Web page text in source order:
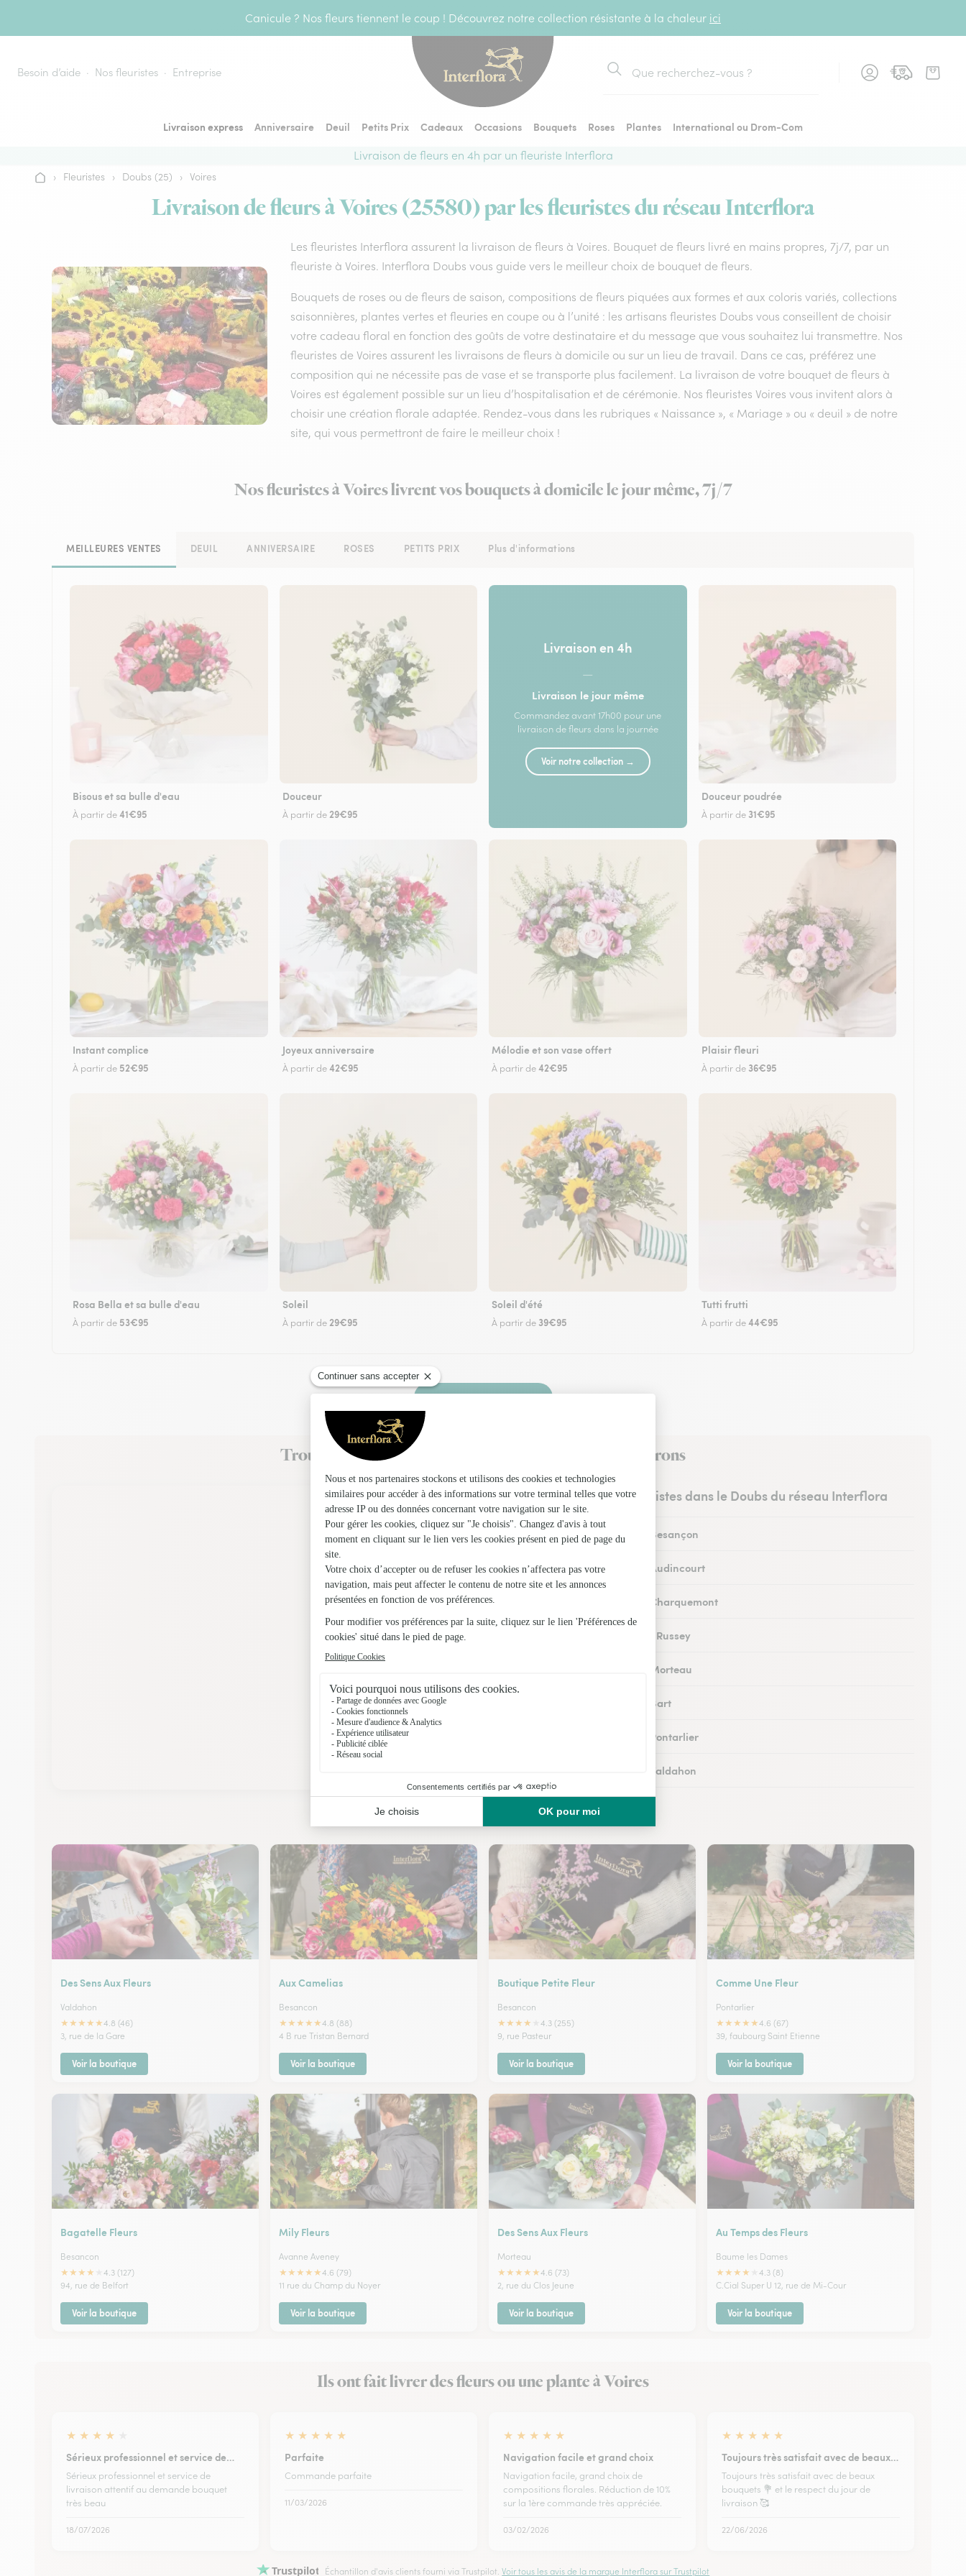
Canicule ? Nos fleurs tiennent le coup ! Découvrez notre collection résistante à la chaleur ici
Besoin d’aide Nos fleuristes Entreprise
Rechercher
Livraison express Anniversaire Deuil Petits Prix Cadeaux Occasions Bouquets Roses Plantes
International ou Drom-Com
Livraison de fleurs en 4h par un fleuriste Interflora
Accueil
› Fleuristes › Doubs (25) › Voires
Livraison de fleurs à Voires (25580) par les fleuristes du réseau Interflora
Les fleuristes Interflora assurent la livraison de fleurs à Voires. Bouquet de fleurs livré en mains propres, 7j/7, par un
fleuriste à Voires. Interflora Doubs vous guide vers le meilleur choix de bouquet de fleurs.
Bouquets de roses ou de fleurs de saison, compositions de fleurs piquées aux formes et aux coloris variés, collections
saisonnières, plantes vertes et fleuries en coupe ou à l’unité : les artisans fleuristes Doubs vous conseillent de choisir
votre cadeau floral en fonction des goûts de votre destinataire et du message que vous souhaitez lui transmettre. Nos
fleuristes de Voires assurent les livraisons de fleurs à domicile ou sur un lieu de travail. Dans ce cas, préférez une
composition qui ne nécessite pas de vase et se transporte plus facilement. La livraison de votre bouquet de fleurs à
Voires est également possible sur un lieu d’hospitalisation et de cérémonie. Nos fleuristes Voires vous invitent alors à
choisir une création florale adaptée. Rendez-vous dans les rubriques « Naissance », « Mariage » ou « deuil » de notre
site, qui vous permettront de faire le meilleur choix !
Nos fleuristes à Voires livrent vos bouquets à domicile le jour même, 7j/7
MEILLEURES VENTES DEUIL ANNIVERSAIRE ROSES PETITS PRIX Plus d'informations
Bisous et sa bulle d'eau
À partir de41€95
Douceur
À partir de 29€95
Livraison en 4h
—
Livraison le jour même
Commandez avant 17h00 pour une
livraison de fleurs dans la journée
Voir notre collection →
Douceur poudrée
À partir de 31€95
Instant complice
À partir de 52€95
Joyeux anniversaire
À partir de42€95
Mélodie et son vase offert
À partir de42€95
Plaisir fleuri
À partir de 36€95
Rosa Bella et sa bulle d'eau
À partir de 53€95
Soleil
À partir de 29€95
Soleil d'été
À partir de 39€95
Tutti frutti
À partir de44€95
Faire livrer des fleurs
Trouvez un fleuriste Interflora à Voires et dans ses environs
Les fleuristes dans le Doubs du réseau Interflora
Fleuristes à Besançon
Fleuristes à Audincourt
Fleuristes à Charquemont
Fleuristes au Russey
Fleuristes à Morteau
Fleuristes à Bart
Fleuristes à Pontarlier
Fleuristes à Valdahon
Nos fleuristes à Voires
Des Sens Aux Fleurs
Valdahon
★★★★★4.8 (46)
3, rue de la Gare
Voir la boutique
Aux Camelias
Besancon
★★★★★4.8 (88)
4 B rue Tristan Bernard
Voir la boutique
Boutique Petite Fleur
Besancon
★★★★
4.3 (255)
9, rue Pasteur
Voir la boutique
Comme Une Fleur
Pontarlier
★★★★★4.6 (67)
39, faubourg Saint Etienne
Voir la boutique
Bagatelle Fleurs
Besancon
★★★★
4.3 (127)
94, rue de Belfort
Voir la boutique
Mily Fleurs
Avanne Aveney
★★★★★4.6 (79)
11 rue du Champ du Noyer
Voir la boutique
Des Sens Aux Fleurs
Morteau
★★★★★4.6 (73)
2, rue du Clos Jeune
Voir la boutique
Au Temps des Fleurs
Baume les Dames
★★★★
4.3 (8)
C.Cial Super U 12, rue de Mi-Cour
Voir la boutique
Ils ont fait livrer des fleurs ou une plante à Voires
★ ★ ★ ★
Sérieux professionnel et service de…
Sérieux professionnel et service de
livraison attentif au demande bouquet
très beau
18/07/2026
★ ★ ★ ★ ★
Parfaite
Commande parfaite
11/03/2026
★ ★ ★ ★ ★
Navigation facile et grand choix
Navigation facile, grand choix de
compositions florales. Réduction de 10%
sur la 1ère commande très appréciée.
03/02/2026
★ ★ ★ ★ ★
Toujours très satisfait avec de beaux…
Toujours très satisfait avec de beaux
bouquets 💐 et le respect du jour de
livraison 🥰
22/06/2026
Trustpilot Échantillon d'avis clients fourni via Trustpilot.Voir tous les avis de la marque Interflora sur Trustpilot